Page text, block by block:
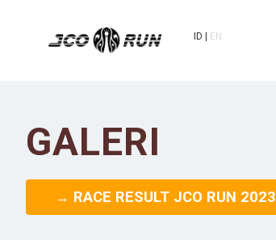
ID EN
GALERI
→ RACE RESULT JCO RUN 2023